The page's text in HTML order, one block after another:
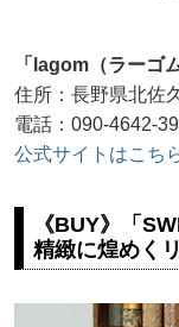
「lagom（ラーゴ
住所：長野県北佐
電話：090-4642-
公式サイトはこち
《BUY》「
精緻に煌めく